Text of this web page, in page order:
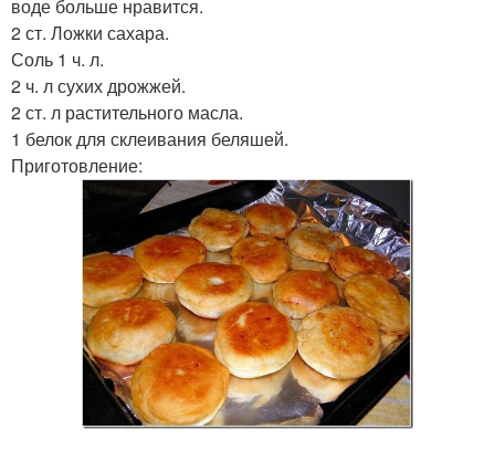
воде больше нравится.
2 ст. Ложки сахара.
Соль 1 ч. л.
2 ч. л сухих дрожжей.
2 ст. л растительного масла.
1 белок для склеивания беляшей.
Приготовление: